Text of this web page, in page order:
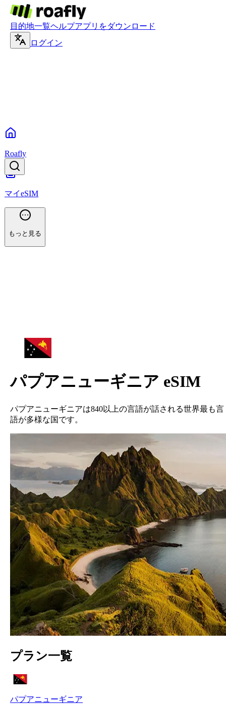
目的地一覧ヘルプアプリをダウンロード
ログイン
Roafly
マイeSIM
もっと見る
パプアニューギニア eSIM
パプアニューギニアは840以上の言語が話される世界最も言
語が多様な国です。
プラン一覧
パプアニューギニア